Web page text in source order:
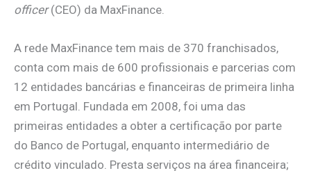
officer(CEO) da MaxFinance.
A rede MaxFinance tem mais de 370 franchisados,
conta com mais de 600 profissionais e parcerias com
12 entidades bancárias e financeiras de primeira linha
em Portugal. Fundada em 2008, foi uma das
primeiras entidades a obter a certificação por parte
do Banco de Portugal, enquanto intermediário de
crédito vinculado. Presta serviços na área financeira;